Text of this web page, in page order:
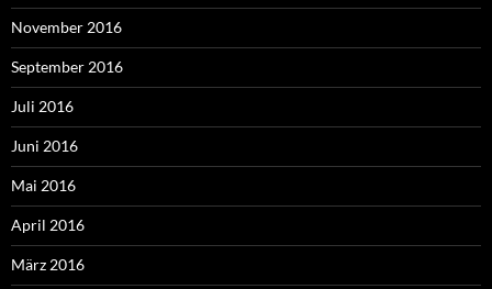
November 2016
September 2016
Juli 2016
Juni 2016
Mai 2016
April 2016
März 2016